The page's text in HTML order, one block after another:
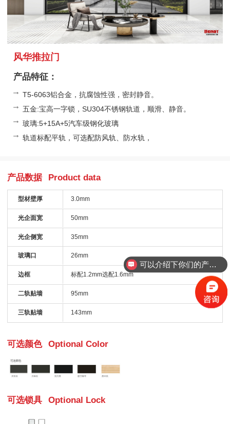
风华推拉门
产品特征：
T5-6063铝合金，抗腐蚀性强，密封静音。
五金:宝高一字锁，SU304不锈钢轨道，顺滑、静音。
玻璃:5+15A+5汽车级钢化玻璃
轨道标配平轨，可选配防风轨、防水轨，
产品数据 Product data
型材壁厚 3.0mm
光企面宽 50mm
光企侧宽 35mm
玻璃口 26mm
边框 标配1.2mm选配1.6mm
二轨贴墙 95mm
三轨贴墙 143mm
可选颜色 Optional Color
可选锁具 Optional Lock
可以介绍下你们的产品么